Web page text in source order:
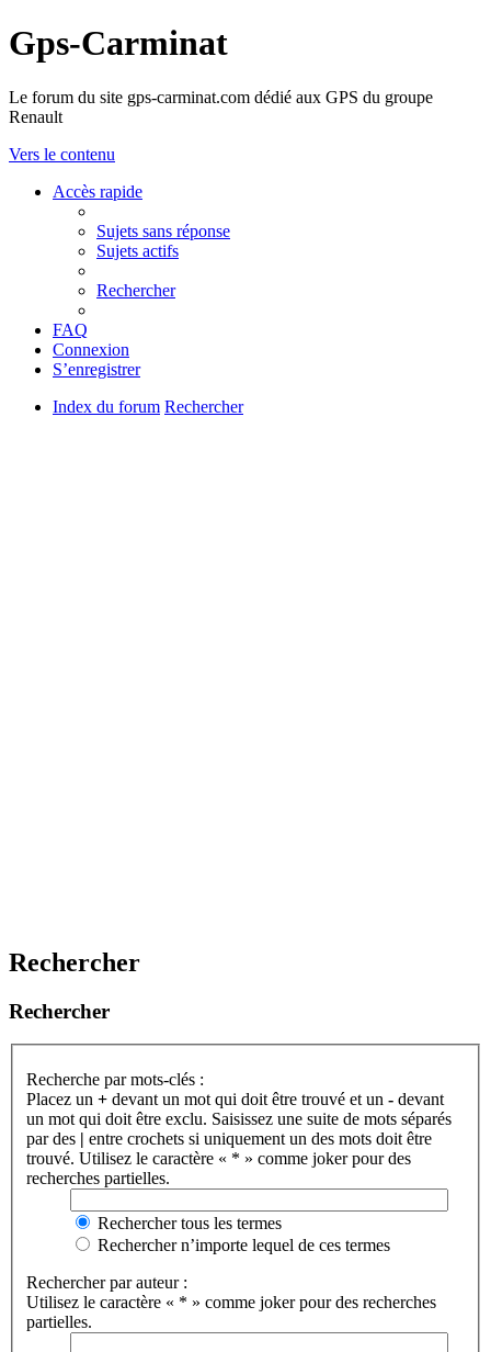
Gps-Carminat
Le forum du site gps-carminat.com dédié aux GPS du groupe
Renault
Vers le contenu
Accès rapide
Sujets sans réponse
Sujets actifs
Rechercher
FAQ
Connexion
S’enregistrer
Index du forum Rechercher
Rechercher
Rechercher
Recherche par mots-clés :
Placez un + devant un mot qui doit être trouvé et un - devant
un mot qui doit être exclu. Saisissez une suite de mots séparés
par des | entre crochets si uniquement un des mots doit être
trouvé. Utilisez le caractère « * » comme joker pour des
recherches partielles.
Rechercher tous les termes
Rechercher n’importe lequel de ces termes
Rechercher par auteur :
Utilisez le caractère « * » comme joker pour des recherches
partielles.